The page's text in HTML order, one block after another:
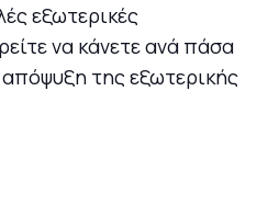
εξωτερικές
να κάνετε ανά πάσα
απόψυξη της εξωτερικής